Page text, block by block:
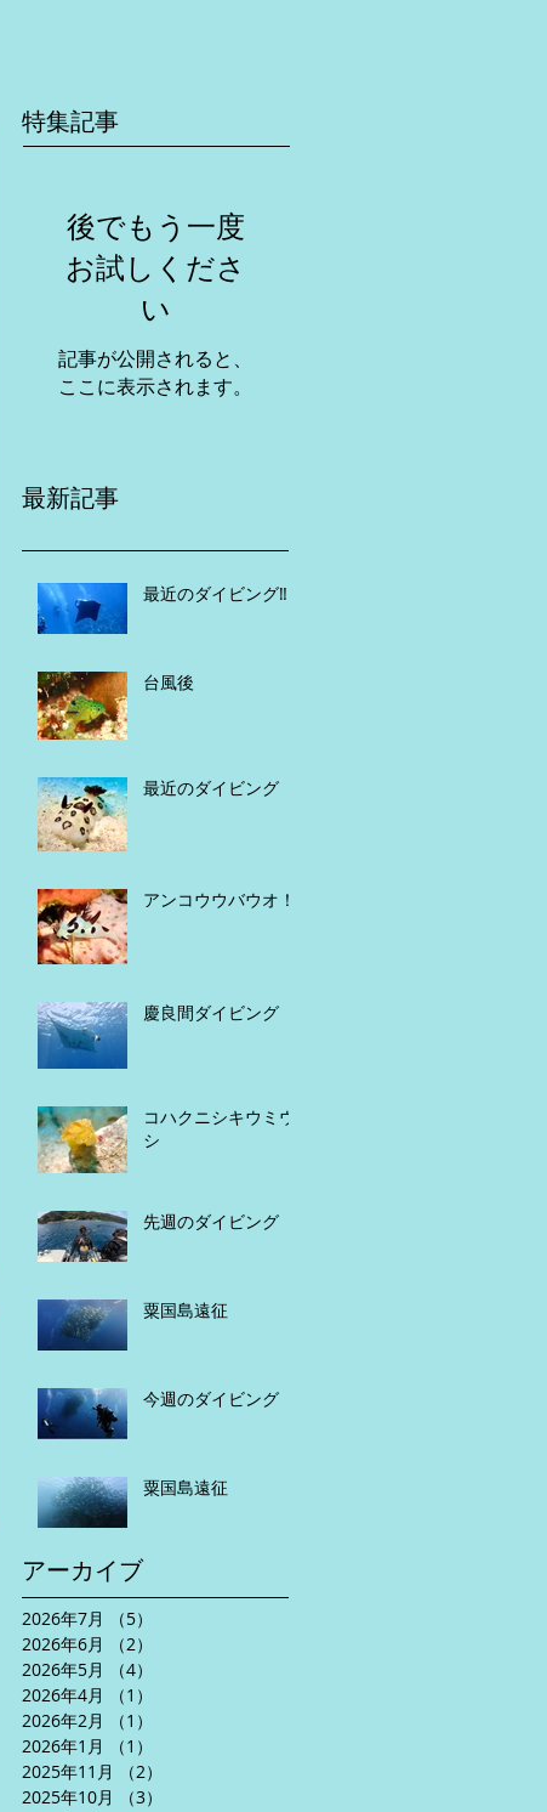
特集記事
後でもう一度
お試しくださ
い
記事が公開されると、
ここに表示されます。
最新記事
最近のダイビング‼️
台風後
最近のダイビング
アンコウウバウオ！
慶良間ダイビング
コハクニシキウミウ
シ
先週のダイビング
粟国島遠征
今週のダイビング
粟国島遠征
アーカイブ
2026年7月 （5）
2026年6月
（2）
2026年5月
（4）
2026年4月
（1）
2026年2月
（1）
2026年1月
（1）
2025年11月
（2）
2025年10月
（3）